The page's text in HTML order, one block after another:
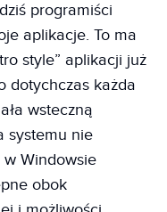
programiści
aplikacje. To ma
style” aplikacji już
dotychczas każda
wsteczną
systemu nie
w Windowsie
obok